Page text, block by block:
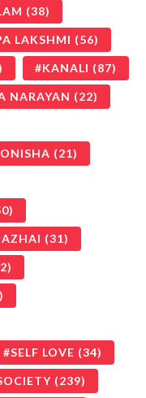
(38)
LAKSHMI (56)
KANALI (87)
NARAYAN (22)
(21)
(31)
SELF LOVE (34)
(239)